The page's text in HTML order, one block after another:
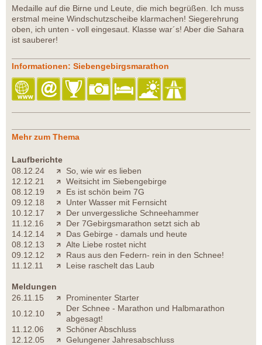
Medaille auf die Birne und Leute, die mich begrüßen. Ich muss
erstmal meine Windschutzscheibe klarmachen! Siegerehrung
oben, ich unten - voll eingesaut. Klasse war´s! Aber die Sahara
ist sauberer!
Informationen: Siebengebirgsmarathon
Mehr zum Thema
Laufberichte
08.12.24
So, wie wir es lieben
12.12.21
Weitsicht im Siebengebirge
08.12.19
Es ist schön beim 7G
09.12.18
Unter Wasser mit Fernsicht
10.12.17
Der unvergessliche Schneehammer
11.12.16
Der 7Gebirgsmarathon setzt sich ab
14.12.14
Das Gebirge - damals und heute
08.12.13
Alte Liebe rostet nicht
09.12.12
Raus aus den Federn- rein in den Schnee!
11.12.11
Leise raschelt das Laub
Meldungen
26.11.15
Prominenter Starter
10.12.10
Der Schnee - Marathon und Halbmarathon
abgesagt!
11.12.06
Schöner Abschluss
12.12.05
Gelungener Jahresabschluss